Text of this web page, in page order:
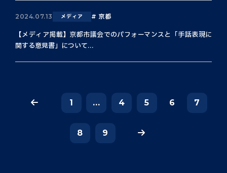
2024.07.13 メディア 京都
【メディア掲載】京都市議会でのパフォーマンスと「手話表現に
関する意見書」について...
1 ... 4 5 6 7
8 9